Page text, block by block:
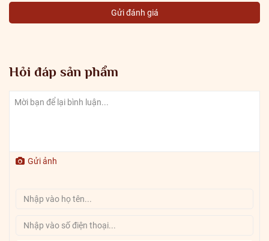
Gửi đánh giá
Hỏi đáp sản phẩm
Gửi ảnh